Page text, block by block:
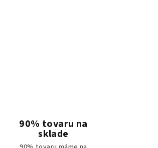
90% tovaru na
sklade